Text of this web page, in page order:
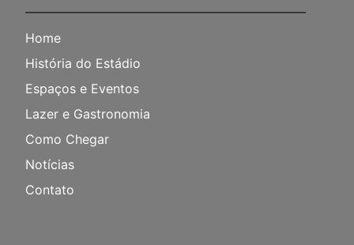
Home
História do Estádio
Espaços e Eventos
Lazer e Gastronomia
Como Chegar
Notícias
Contato